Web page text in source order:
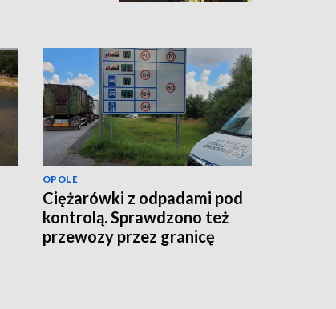
OPOLE
Ciężarówki z odpadami pod
kontrolą. Sprawdzono też
przewozy przez granicę